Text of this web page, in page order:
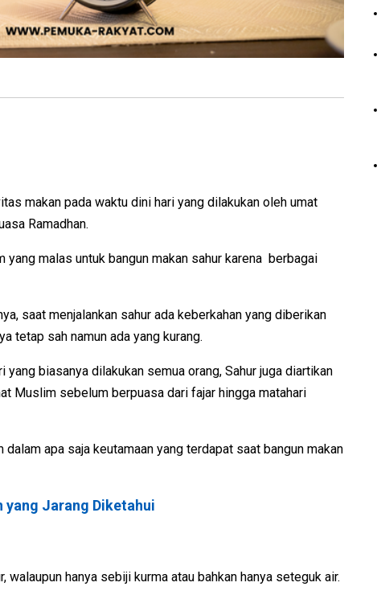
makan pada waktu dini hari yang dilakukan oleh umat
Ramadhan.
yang malas untuk bangun makan sahur karena berbagai
saat menjalankan sahur ada keberkahan yang diberikan
tetap sah namun ada yang kurang.
biasanya dilakukan semua orang, Sahur juga diartikan
Muslim sebelum berpuasa dari fajar hingga matahari
dalam apa saja keutamaan yang terdapat saat bangun makan
yang Jarang Diketahui
hanya sebiji kurma atau bahkan hanya seteguk air.